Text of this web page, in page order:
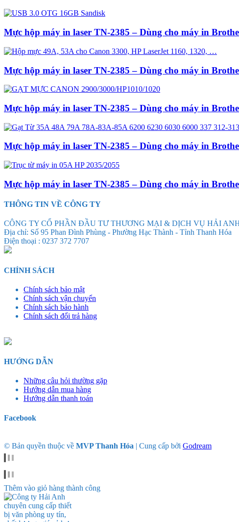
Mực hộp máy in laser TN-2385 – Dùng cho máy in
Mực hộp máy in laser TN-2385 – Dùng cho máy in
Mực hộp máy in laser TN-2385 – Dùng cho máy in
Mực hộp máy in laser TN-2385 – Dùng cho máy in
Mực hộp máy in laser TN-2385 – Dùng cho máy in
THÔNG TIN VỀ CÔNG TY
CÔNG TY CỔ PHẦN ĐẦU TƯ THƯƠNG MẠI & DỊCH VỤ HẢI
Địa chỉ: Số 95 Phan Đình Phùng - Phường Hạc Thành - Tỉnh Thanh Hóa
Điện thoại : 0237 372 7707
CHÍNH SÁCH
Chính sách bảo mật
Chính sách vận chuyển
Chính sách bảo hành
Chính sách đổi trả hàng
HƯỚNG DẪN
Những câu hỏi thường gặp
Hướng dẫn mua hàng
Hướng dẫn thanh toán
Facebook
© Bản quyền thuộc về MVP Thanh Hóa | Cung cấp bởi Godream
Thêm vào giỏ hàng thành công